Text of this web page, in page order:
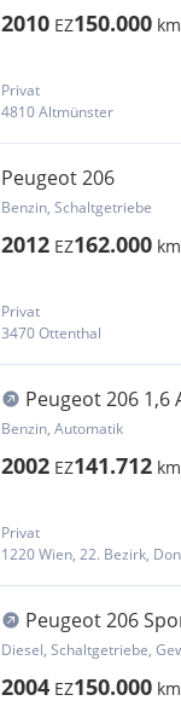
2010 EZ150.000 km
Privat
4810 Altmünster
Peugeot 206
Benzin, Schaltgetriebe
2012 EZ162.000 km
Privat
3470 Ottenthal
Peugeot 206
Benzin, Automatik
2002 EZ141.712 km
Privat
1220 Wien, 22. Bezirk,
Peugeot 206
Diesel, Schaltgetriebe,
2004 EZ150.000 km